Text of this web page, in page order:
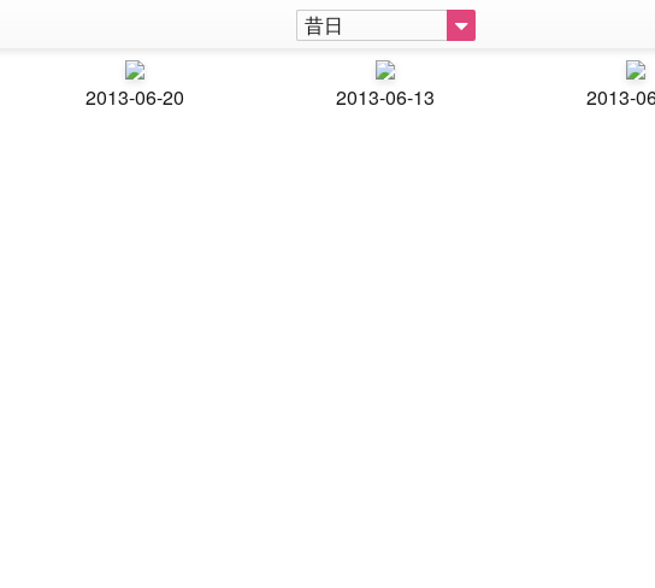
昔日
2013-06-20 2013-06-13 2013-